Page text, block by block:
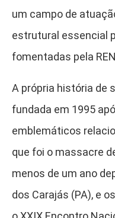
um campo de
estrutural essencial
fomentadas pela
A própria história de
fundada em 1995
emblemáticos
que foi o massacre
menos de um ano
dos Carajás (PA), e